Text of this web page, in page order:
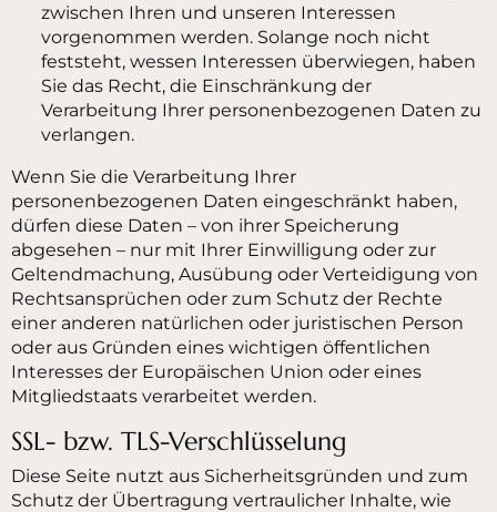
zwischen Ihren und unseren Interessen
vorgenommen werden. Solange noch nicht
feststeht, wessen Interessen überwiegen, haben
Sie das Recht, die Einschränkung der
Verarbeitung Ihrer personenbezogenen Daten zu
verlangen.
Wenn Sie die Verarbeitung Ihrer
personenbezogenen Daten eingeschränkt haben,
dürfen diese Daten – von ihrer Speicherung
abgesehen – nur mit Ihrer Einwilligung oder zur
Geltendmachung, Ausübung oder Verteidigung von
Rechtsansprüchen oder zum Schutz der Rechte
einer anderen natürlichen oder juristischen Person
oder aus Gründen eines wichtigen öffentlichen
Interesses der Europäischen Union oder eines
Mitgliedstaats verarbeitet werden.
SSL- bzw. TLS-Verschlüsselung
Diese Seite nutzt aus Sicherheitsgründen und zum
Schutz der Übertragung vertraulicher Inhalte, wie